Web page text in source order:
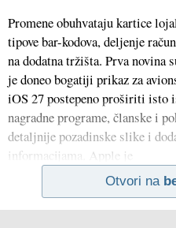
Promene obuhvataju kartice
tipove bar-kodova, deljenje
na dodatna tržišta. Prva novina
je doneo bogatiji prikaz za
iOS 27 postepeno proširiti isto
nagradne programe, članske i
detaljnije pozadinske slike i
informacijama. Apple je
Otvori na